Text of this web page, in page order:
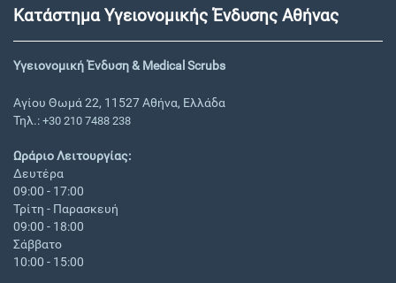
Κατάστημα Υγειονομικής Ένδυσης Αθήνας
Υγειονομική Ένδυση & Medical Scrubs
Αγίου Θωμά 22, 11527 Αθήνα, Ελλάδα
Τηλ.: +30 210 7488 238
Ωράριο Λειτουργίας:
Δευτέρα
09:00 - 17:00
Τρίτη - Παρασκευή
09:00 - 18:00
Σάββατο
10:00 - 15:00